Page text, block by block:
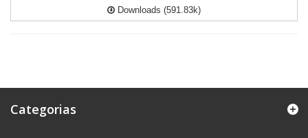
Downloads (591.83k)
Categorias